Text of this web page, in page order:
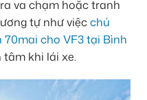
va chạm hoặc tranh
tự như việcchú
cho VF3 tại Bình
tâm khi lái xe.